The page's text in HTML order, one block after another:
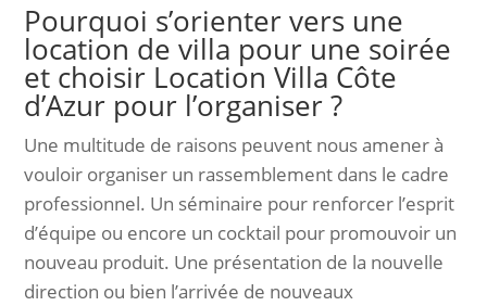
Pourquoi s’orienter vers une
location de villa pour une soirée
et choisir Location Villa Côte
d’Azur pour l’organiser ?
Une multitude de raisons peuvent nous amener à
vouloir organiser un rassemblement dans le cadre
professionnel. Un séminaire pour renforcer l’esprit
d’équipe ou encore un cocktail pour promouvoir un
nouveau produit. Une présentation de la nouvelle
direction ou bien l’arrivée de nouveaux